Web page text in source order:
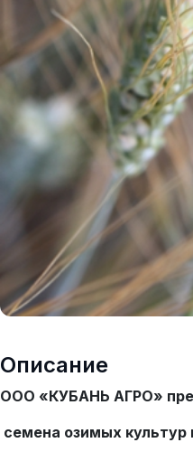
Описание
ООО «КУБАНЬ АГРО»
семена озимых культур